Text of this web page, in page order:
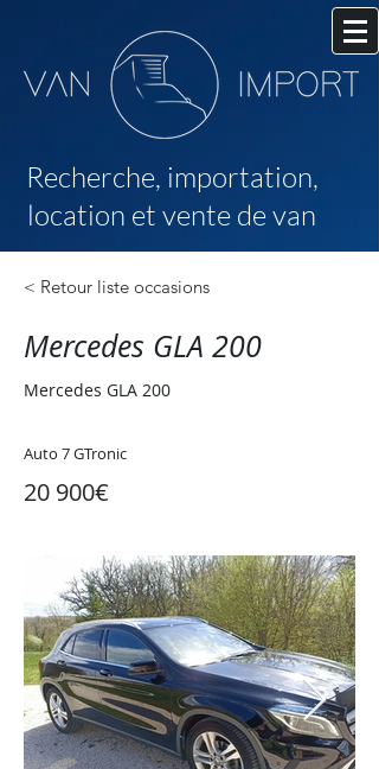
Recherche, importation,
location et vente de van
< Retour liste occasions
Mercedes GLA 200
Mercedes GLA 200
Auto 7 GTronic
20 900€